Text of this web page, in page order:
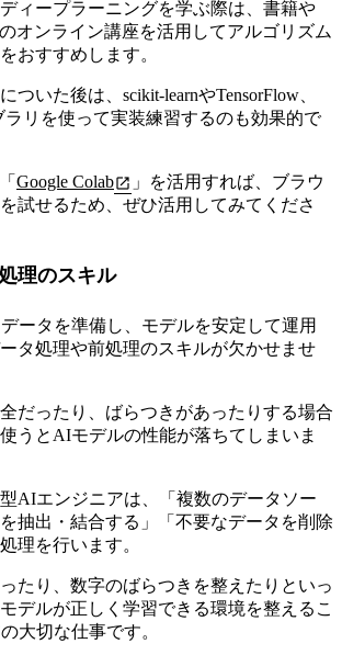
ィープラーニングを学ぶ際は、書籍や
オンライン講座を活用してアルゴリズム
おすすめします。
ついた後は、scikit-learnやTensorFlow、
ラリを使って実装練習するのも効果的で
Google Colab
」を活用すれば、ブラウ
試せるため、ぜひ活用してみてくださ
理のスキル
ータを準備し、モデルを安定して運用
タ処理や前処理のスキルが欠かせませ
だったり、ばらつきがあったりする場合
うとAIモデルの性能が落ちてしまいま
AIエンジニアは、「複数のデータソー
抽出・結合する」「不要なデータを削除
理を行います。
たり、数字のばらつきを整えたりといっ
モデルが正しく学習できる環境を整えるこ
大切な仕事です。